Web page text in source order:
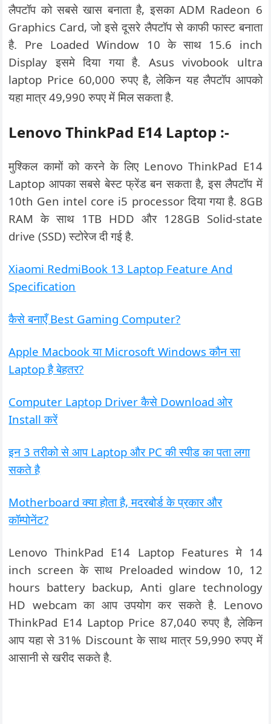
लैपटॉप को सबसे खास बनाता है, इसका ADM Radeon 6
Graphics Card, जो इसे दूसरे लैपटॉप से काफी फास्ट बनाता
है. Pre Loaded Window 10 के साथ 15.6 inch
Display इसमे दिया गया है. Asus vivobook ultra
laptop Price 60,000 रुपए है, लेकिन यह लैपटॉप आपको
यहा मात्र 49,990 रुपए में मिल सकता है.
Lenovo ThinkPad E14 Laptop :-
मुश्किल कामों को करने के लिए Lenovo ThinkPad E14
Laptop आपका सबसे बेस्ट फ्रेंड बन सकता है, इस लैपटॉप में
10th Gen intel core i5 processor दिया गया है. 8GB
RAM के साथ 1TB HDD और 128GB Solid-state
drive (SSD) स्टोरेज दी गई है.
Xiaomi RedmiBook 13 Laptop Feature And
Specification
कैसे बनाएँ Best Gaming Computer?
Apple Macbook या Microsoft Windows कौन सा
Laptop है बेहतर?
Computer Laptop Driver कैसे Download ओर
Install करें
इन 3 तरीको से आप Laptop और PC की स्पीड का पता लगा
सकते है
Motherboard क्या होता है, मदरबोर्ड के प्रकार और
कॉम्पोनेंट?
Lenovo ThinkPad E14 Laptop Features मे 14
inch screen के साथ Preloaded window 10, 12
hours battery backup, Anti glare technology
HD webcam का आप उपयोग कर सकते है. Lenovo
ThinkPad E14 Laptop Price 87,040 रुपए है, लेकिन
आप यहा से 31% Discount के साथ मात्र 59,990 रुपए में
आसानी से खरीद सकते है.